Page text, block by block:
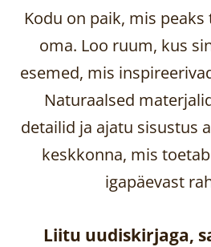
Kodu on paik, mis
oma. Loo ruum, kus
esemed, mis
Naturaalsed
detailid ja ajatu sisustus
keskkonna, mis
igapäevast
Liitu uudiskirjaga,